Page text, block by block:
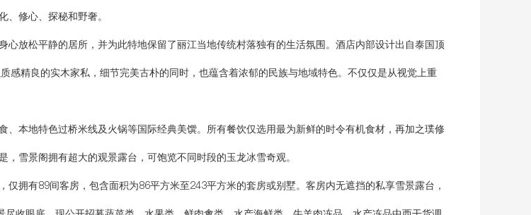
修心、探秘和野奢。
放松平静的居所，并为此特地保留了丽江当地传统村落独有的生活氛围。酒店内部设计出自泰国顶
精良的实木家私，细节完美古朴的同时，也蕴含着浓郁的民族与地域特色。不仅仅是从视觉上重
本地特色过桥米线及火锅等国际经典美馔。所有餐饮仅选用最为新鲜的时令有机食材，再加之璞修
雪景阁拥有超大的观景露台，可饱览不同时段的玉龙冰雪奇观。
拥有89间客房，包含面积为86平方米至243平方米的套房或别墅。客房内无遮挡的私享雪景露台，